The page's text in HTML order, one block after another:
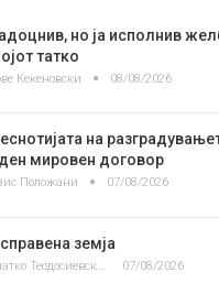
но ја исполнив
татко
Кекеновски 08/08/2026
на
мировен договор
Положани 07/08/2026
земја
Златко Теодосиевски 07/08/2026